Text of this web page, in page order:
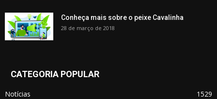
Conheça mais sobre o peixe Cavalinha
28 de março de 2018
CATEGORIA POPULAR
Notícias
1529